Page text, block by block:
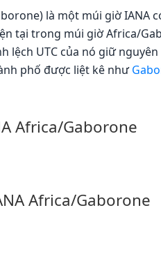
là một múi giờ IANA
tại trong múi giờ Africa/
lệch UTC của nó giữ
phố được liệt kê như
Africa/Gaborone
Africa/Gaborone